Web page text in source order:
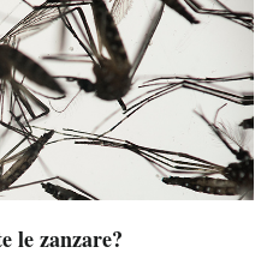
le zanzare?